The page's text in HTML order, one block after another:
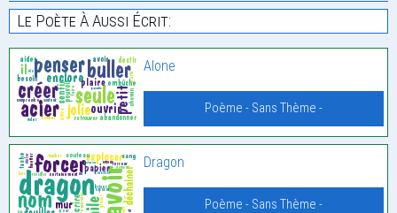
Le Poète À Aussi Écrit:
Alone
Poème - Sans Thème -
Dragon
Poème - Sans Thème -